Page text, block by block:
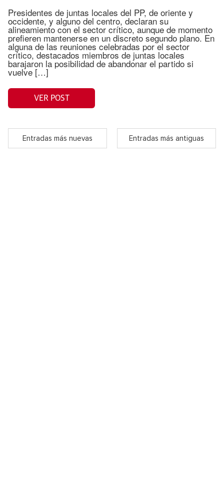
Presidentes de juntas locales del PP, de oriente y
occidente, y alguno del centro, declaran su
alineamiento con el sector crítico, aunque de momento
prefieren mantenerse en un discreto segundo plano. En
alguna de las reuniones celebradas por el sector
crítico, destacados miembros de juntas locales
barajaron la posibilidad de abandonar el partido si
vuelve […]
VER POST
Entradas más nuevas Entradas más antiguas